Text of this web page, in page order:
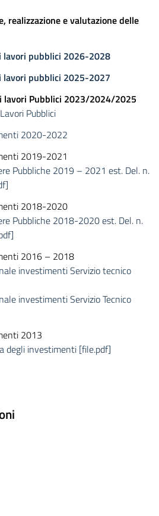
realizzazione e valutazione delle
lavori pubblici 2026-2028
lavori pubblici 2025-2027
lavori Pubblici 2023/2024/2025
Pubblici
2020-2022
2019-2021
Pubbliche 2019 – 2021 est. Del. n.
2018-2020
Pubbliche 2018-2020 est. Del. n.
2016 – 2018
investimenti Servizio tecnico
investimenti Servizio Tecnico
2013
degli investimenti [file.pdf]